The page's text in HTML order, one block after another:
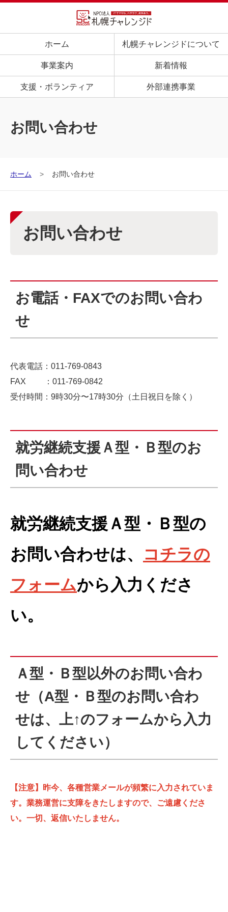
ホーム 札幌チャレンジドについて
事業案内 新着情報
支援・ボランティア 外部連携事業
お問い合わせ
ホーム お問い合わせ
お問い合わせ
お電話・FAXでのお問い合わ
せ
代表電話：011-769-0843
FAX ：011-769-0842
受付時間：9時30分〜17時30分（土日祝日を除く）
就労継続支援Ａ型・Ｂ型のお
問い合わせ
就労継続支援Ａ型・Ｂ型の
お問い合わせは、
コチラの
フォームから入力くださ
い。
Ａ型・Ｂ型以外のお問い合わ
せ（A型・Ｂ型のお問い合わ
せは、上↑のフォームから入力
してください）
【注意】昨今、各種営業メールが頻繁に入力されていま
す。業務運営に支障をきたしますので、ご遠慮くださ
い。一切、返信いたしません。